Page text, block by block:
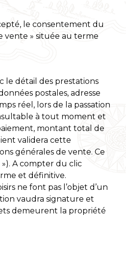
le consentement du
vente » située au terme
le détail des prestations
postales, adresse
réel, lors de la passation
à tout moment et
montant total de
validera cette
générales de vente. Ce
A compter du clic
et définitive.
ne font pas l’objet d’un
vaudra signature et
demeurent la propriété